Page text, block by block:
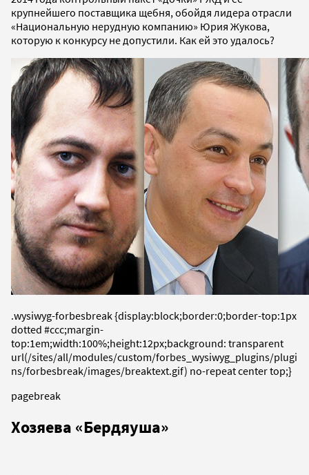
крупнейшего поставщика щебня, обойдя лидера отрасли
«Национальную нерудную компанию» Юрия Жукова,
которую к конкурсу не допустили. Как ей это удалось?
.wysiwyg-forbesbreak {display:block;border:0;border-top:1px
dotted #ccc;margin-
top:1em;width:100%;height:12px;background: transparent
url(/sites/all/modules/custom/forbes_wysiwyg_plugins/plugi
ns/forbesbreak/images/breaktext.gif) no-repeat center top;}
pagebreak
Хозяева «Бердяуша»